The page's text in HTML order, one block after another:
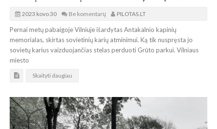
2023 kovo 30 Be komentarų PILOTAS.LT
Pernai metų pabaigoje Vilniuje išardytas Antakalnio kapinių
memorialas, skirtas sovietinių karių atminimui. Ką tik nuspręsta jo
sovietų karius vaizduojančias stelas perduoti Grūto parkui. Vilniaus
miesto
Skaityti daugiau